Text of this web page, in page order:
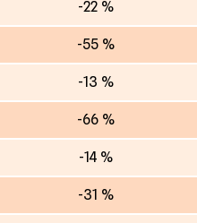
-22 %
-55 %
-13 %
-66 %
-14 %
-31 %